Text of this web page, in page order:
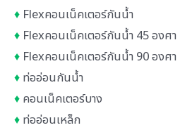
♦ Flexคอนเน็คเตอร์กันน้ำ
♦ Flexคอนเน็คเตอร์กันน้ำ 45 องศา
♦ Flexคอนเน็คเตอร์กันน้ำ 90 องศา
♦ ท่ออ่อนกันน้ำ
♦ คอนเน็คเตอร์บาง
♦ ท่ออ่อนเหล็ก